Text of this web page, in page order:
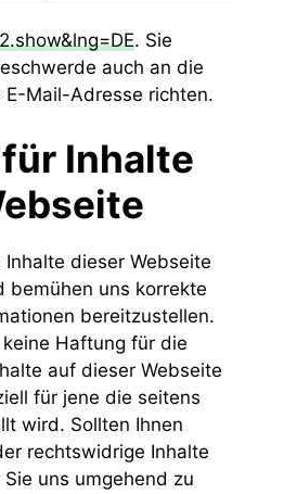
. Sie
auch an die
Mail-Adresse richten.
Inhalte
dieser Webseite
bemühen uns korrekte
bereitzustellen.
Haftung für die
auf dieser Webseite
für jene die seitens
wird. Sollten Ihnen
rechtswidrige Inhalte
uns umgehend zu